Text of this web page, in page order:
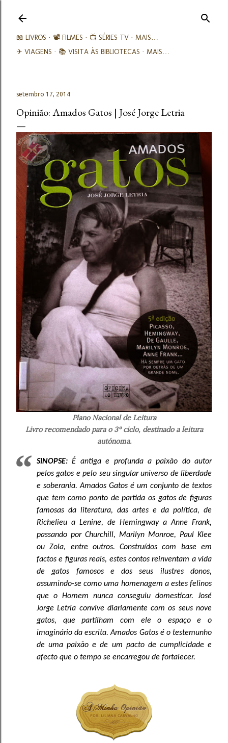
📖 LIVROS 📽️ FILMES 📺 SÉRIES TV
MAIS…
✈ VIAGENS
📚︎ VISITA ÀS BIBLIOTECAS MAIS…
setembro 17, 2014
Opinião: Amados Gatos | José Jorge Letria
Plano Nacional de Leitura
Livro recomendado para o 3º ciclo, destinado a leitura
autónoma.
SINOPSE:É antiga e profunda a paixão do autor
pelos gatos e pelo seu singular universo de liberdade
e soberania. Amados Gatos é um conjunto de textos
que tem como ponto de partida os gatos de figuras
famosas da literatura, das artes e da política, de
Richelieu a Lenine, de Hemingway a Anne Frank,
passando por Churchill, Marilyn Monroe, Paul Klee
ou Zola, entre outros. Construídos com base em
factos e figuras reais, estes contos reinventam a vida
de gatos famosos e dos seus ilustres donos,
assumindo-se como uma homenagem a estes felinos
que o Homem nunca conseguiu domesticar. José
Jorge Letria convive diariamente com os seus nove
gatos, que partilham com ele o espaço e o
imaginário da escrita. Amados Gatos é o testemunho
de uma paixão e de um pacto de cumplicidade e
afecto que o tempo se encarregou de fortalecer.